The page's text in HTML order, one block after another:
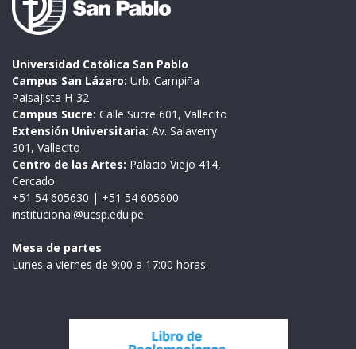
Universidad Católica San Pablo
Campus San Lázaro: Urb. Campiña
Paisajista H-32
Campus Sucre: Calle Sucre 601, Vallecito
Extensión Universitaria: Av. Salaverry
301, Vallecito
Centro de las Artes: Palacio Viejo 414,
Cercado
+51 54 605630 | +51 54 605600
institucional@ucsp.edu.pe
Mesa de partes
Lunes a viernes de 9:00 a 17:00 horas